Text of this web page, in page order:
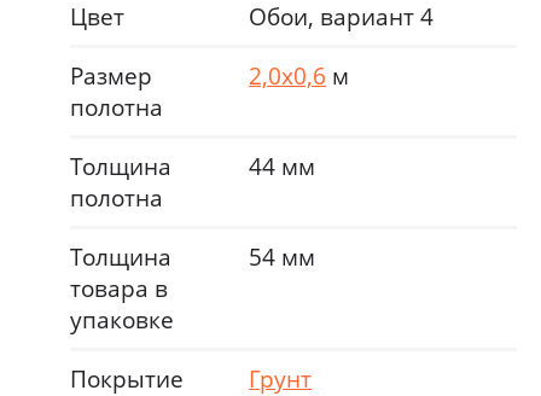
Цвет
Обои, вариант 4
Размер
полотна
2,0х0,6 м
Толщина
полотна
44 мм
Толщина
товара в
упаковке
54 мм
Покрытие
Грунт